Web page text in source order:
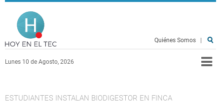
Pasar al contenido principal
Lunes 10 de Agosto, 2026
Quiénes Somos
ESTUDIANTES INSTALAN BIODIGESTOR EN FINCA